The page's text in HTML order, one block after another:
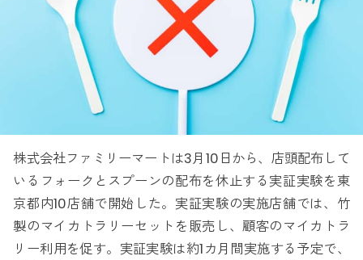
株式会社ファミリーマートは3月10日から、店頭配布して
いるフォークとスプーンの配布を休止する実証実験を東
京都内10店舗で開始した。実証実験の実施店舗では、竹
製のマイカトラリーセットを販売し、顧客のマイカトラ
リー利用を促す。実証実験は約1カ月間実施する予定で、